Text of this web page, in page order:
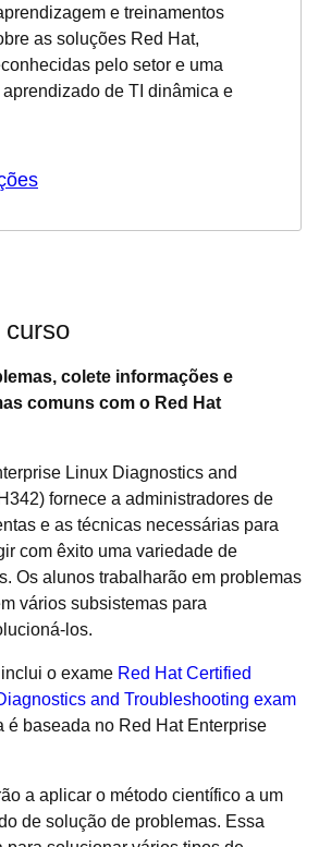
curso
colete informações e
comuns com o Red Hat
Linux Diagnostics and
fornece a administradores de
e as técnicas necessárias para
com êxito uma variedade de
Os alunos trabalharão em problemas
vários subsistemas para
los.
o exame Red Hat Certified
and Troubleshooting exam
é baseada no Red Hat Enterprise
a aplicar o método científico a um
de solução de problemas. Essa
e treinamentos
as soluções Red Hat,
pelo setor e uma
de TI dinâmica e